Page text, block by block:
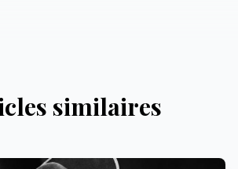
similaires